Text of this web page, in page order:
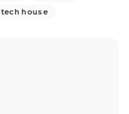
tech house